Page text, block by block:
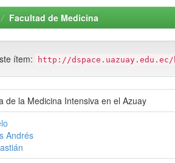
Facultad de Medicina
ítem: http://dspace.uazuay.edu.ec/
de la Medicina Intensiva en el Azuay
Andrés